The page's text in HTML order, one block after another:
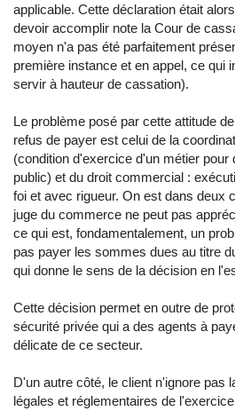
applicable. Cette déclaration était
devoir accomplir note la Cour de
moyen n'a pas été parfaitement
première instance et en appel, ce qui
servir à hauteur de cassation).
Le problème posé par cette attitude
refus de payer est celui de la
(condition d'exercice d'un métier pour
public) et du droit commercial :
foi et avec rigueur. On est dans deux
juge du commerce ne peut pas
ce qui est, fondamentalement, un
pas payer les sommes dues au titre
qui donne le sens de la décision en
Cette décision permet en outre de
sécurité privée qui a des agents à
délicate de ce secteur.
D'un autre côté, le client n'ignore pas
légales et réglementaires de